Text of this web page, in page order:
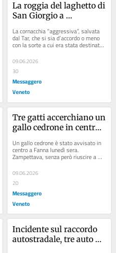
La roggia del laghetto di
San Giorgio a
trappola mortale per gli
anatroccoli
La cornacchia “aggressiva”, salvata
dal Tar, che si sia d’accordo o meno
con la sorte a cui era stata destinata
09.06.2026
30
Messaggero
Veneto
Tre gatti accerchiano un
gallo cedrone in centro
riesce a salvarlo
Un gallo cedrone è stato avvisato in
centro a Fanna lunedì sera.
Zampettava, senza però riuscire a
volare, accerchiato da tre gatti.
Stefania...
09.06.2026
20
Messaggero
Veneto
Incidente sul raccordo
autostradale, tre auto